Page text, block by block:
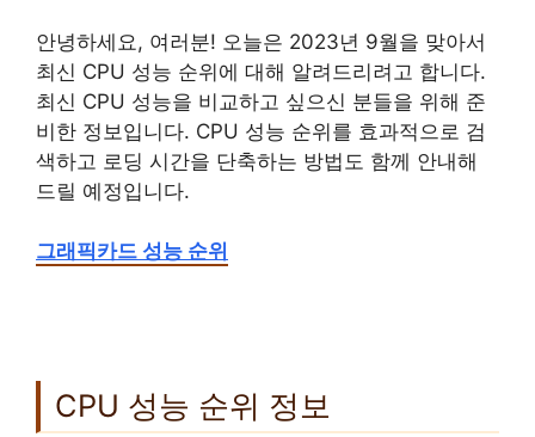
안녕하세요, 여러분! 오늘은 2023년 9월을 맞아서
최신 CPU 성능 순위에 대해 알려드리려고 합니다.
최신 CPU 성능을 비교하고 싶으신 분들을 위해 준
비한 정보입니다. CPU 성능 순위를 효과적으로 검
색하고 로딩 시간을 단축하는 방법도 함께 안내해
드릴 예정입니다.
그래픽카드 성능 순위
CPU 성능 순위 정보